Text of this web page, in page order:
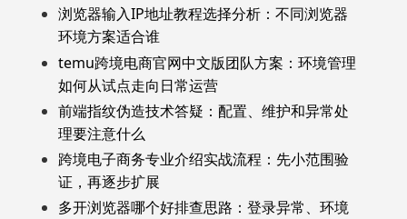
浏览器输入IP地址教程选择分析：不同浏览器
环境方案适合谁
temu跨境电商官网中文版团队方案：环境管理
如何从试点走向日常运营
前端指纹伪造技术答疑：配置、维护和异常处
理要注意什么
跨境电子商务专业介绍实战流程：先小范围验
证，再逐步扩展
多开浏览器哪个好排查思路：登录异常、环境